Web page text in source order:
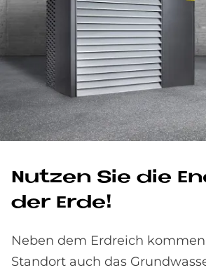
Nut­zen Sie die
der Erde!
Neben dem Erdreich
Standort auch das